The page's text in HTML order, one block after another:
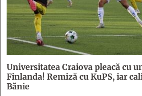
Universitatea Craiova pleacă cu
Finlanda! Remiză cu KuPS, iar
Bănie